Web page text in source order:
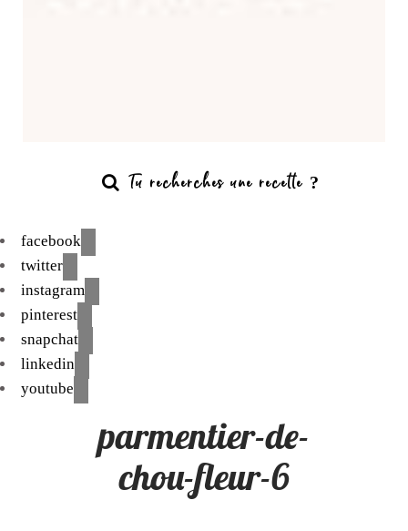
facebook
twitter
instagram
pinterest
snapchat
linkedin
youtube
parmentier-de-
chou-fleur-6